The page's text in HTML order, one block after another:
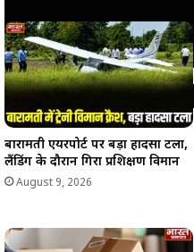
बारामती एयरपोर्ट पर बड़ा हादसा टला,
लैंडिंग के दौरान गिरा प्रशिक्षण विमान
August 9, 2026